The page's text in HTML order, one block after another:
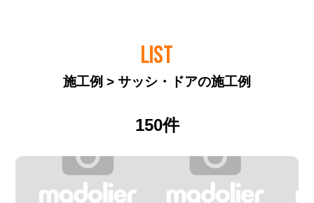
LIST
施工例 > サッシ・ドアの施工例
150件